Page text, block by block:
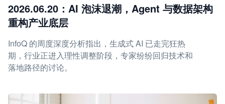
2026.06.20：AI 泡沫退潮，Agent 与数据架构
重构产业底层
InfoQ 的周度深度分析指出，生成式 AI 已走完狂热
期，行业正进入理性调整阶段，专家纷纷回归技术和
落地路径的讨论。